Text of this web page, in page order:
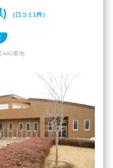
) （口コミ1件）
440番地